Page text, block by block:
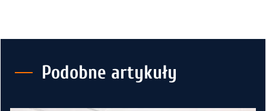
Podobne artykuły